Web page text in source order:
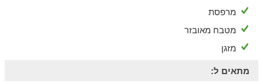
מרפסת
מטבח מאובזר
מזגן
מתאים ל: